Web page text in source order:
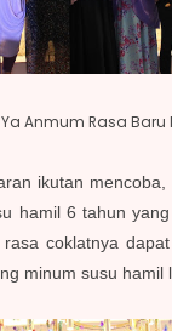
Anmum Rasa Baru
ikutan
hamil 6 tahun
coklatnya
minum susu hamil